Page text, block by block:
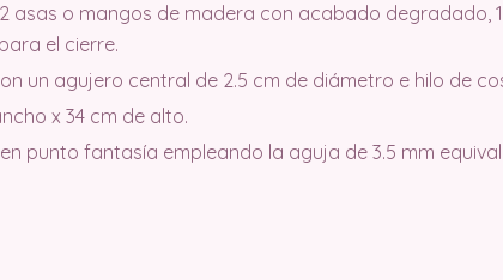
2 asas o mangos de madera con acabado degradado,
el cierre.
un agujero central de 2.5 cm de diámetro e hilo de
x 34 cm de alto.
punto fantasía empleando la aguja de 3.5 mm